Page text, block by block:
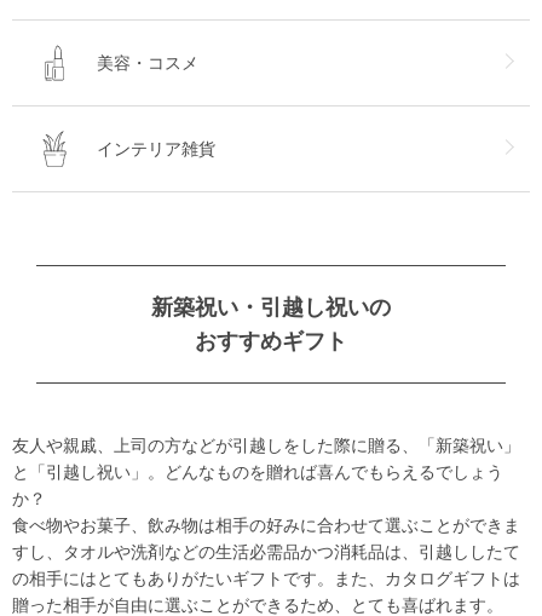
美容・コスメ
インテリア雑貨
新築祝い・引越し祝いの
おすすめギフト
友人や親戚、上司の方などが引越しをした際に贈る、「新築祝い」
と「引越し祝い」。どんなものを贈れば喜んでもらえるでしょう
か？
食べ物やお菓子、飲み物は相手の好みに合わせて選ぶことができま
すし、タオルや洗剤などの生活必需品かつ消耗品は、引越ししたて
の相手にはとてもありがたいギフトです。また、カタログギフトは
贈った相手が自由に選ぶことができるため、とても喜ばれます。